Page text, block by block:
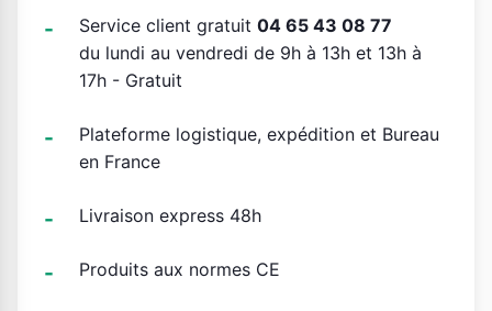
Service client gratuit 04 65 43 08 77
du lundi au vendredi de 9h à 13h et 13h à
17h - Gratuit
Plateforme logistique, expédition et Bureau
en France
Livraison express 48h
Produits aux normes CE